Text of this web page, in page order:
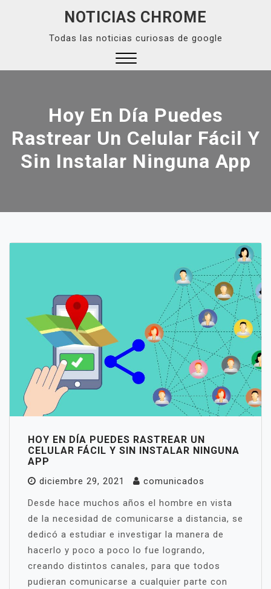
NOTICIAS CHROME
Todas las noticias curiosas de google
Hoy En Día Puedes
Rastrear Un Celular Fácil Y
Sin Instalar Ninguna App
HOY EN DÍA PUEDES RASTREAR UN
CELULAR FÁCIL Y SIN INSTALAR NINGUNA
APP
diciembre 29, 2021
comunicados
Desde hace muchos años el hombre en vista
de la necesidad de comunicarse a distancia, se
dedicó a estudiar e investigar la manera de
hacerlo y poco a poco lo fue logrando,
creando distintos canales, para que todos
pudieran comunicarse a cualquier parte con